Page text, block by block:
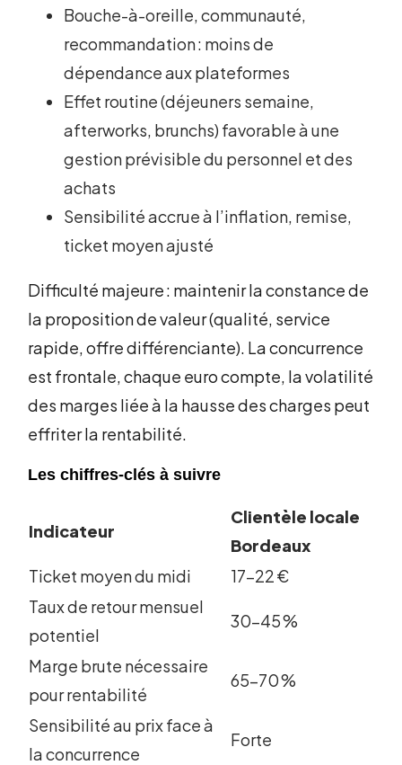
Bouche-à-oreille, communauté,
recommandation : moins de
dépendance aux plateformes
Effet routine (déjeuners semaine,
afterworks, brunchs) favorable à une
gestion prévisible du personnel et des
achats
Sensibilité accrue à l’inflation, remise,
ticket moyen ajusté
Difficulté majeure : maintenir la constance de
la proposition de valeur (qualité, service
rapide, offre différenciante). La concurrence
est frontale, chaque euro compte, la volatilité
des marges liée à la hausse des charges peut
effriter la rentabilité.
Les chiffres-clés à suivre
Indicateur
Clientèle locale
Bordeaux
Ticket moyen du midi
17–22 €
Taux de retour mensuel
potentiel
30–45 %
Marge brute nécessaire
pour rentabilité
65–70 %
Sensibilité au prix face à
la concurrence
Forte